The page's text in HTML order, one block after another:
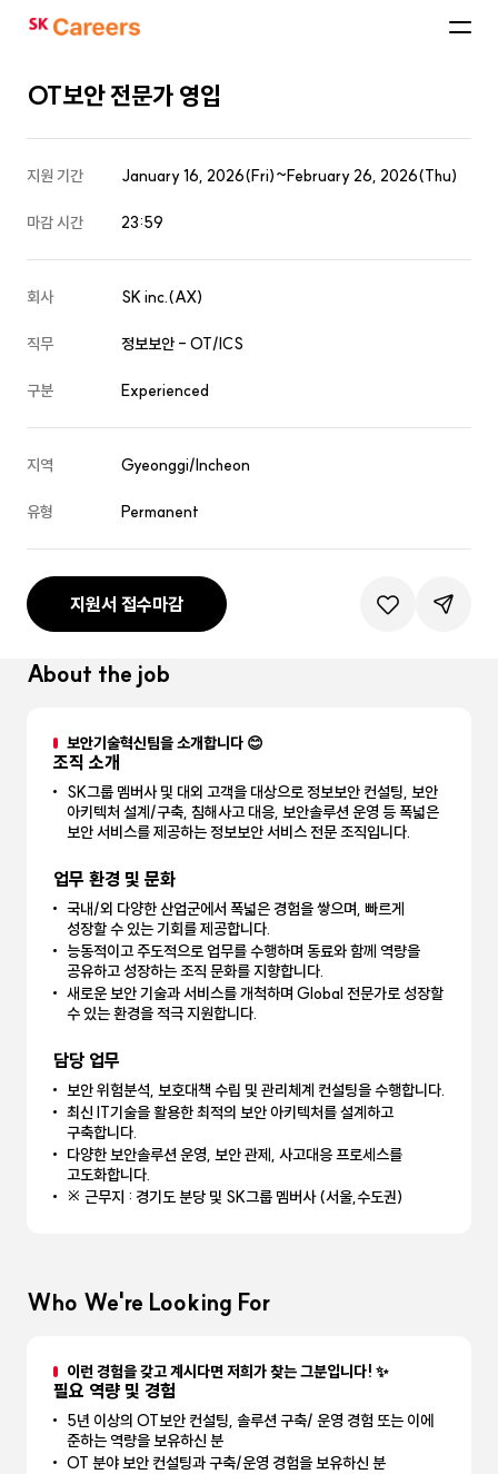
SK
About the job
보안기술혁신팀을 소개합니다 😊
조직 소개
SK그룹 멤버사 및 대외 고객을 대상으로 정보보안 컨설팅, 보안
아키텍처 설계/구축, 침해사고 대응, 보안솔루션 운영 등 폭넓은
보안 서비스를 제공하는 정보보안 서비스 전문 조직입니다.
업무 환경 및 문화
국내/외 다양한 산업군에서 폭넓은 경험을 쌓으며, 빠르게
성장할 수 있는 기회를 제공합니다.
능동적이고 주도적으로 업무를 수행하며 동료와 함께 역량을
공유하고 성장하는 조직 문화를 지향합니다.
새로운 보안 기술과 서비스를 개척하며 Global 전문가로 성장할
수 있는 환경을 적극 지원합니다.
담당 업무
보안 위험분석, 보호대책 수립 및 관리체계 컨설팅을 수행합니다.
최신 IT기술을 활용한 최적의 보안 아키텍처를 설계하고
구축합니다.
다양한 보안솔루션 운영, 보안 관제, 사고대응 프로세스를
고도화합니다.
※ 근무지 : 경기도 분당 및 SK그룹 멤버사 (서울,수도권)
Who We're Looking For
이런 경험을 갖고 계시다면 저희가 찾는 그분입니다! ✨
필요 역량 및 경험
5년 이상의 OT보안 컨설팅, 솔루션 구축/ 운영 경험 또는 이에
준하는 역량을 보유하신 분
OT 분야 보안 컨설팅과 구축/운영 경험을 보유하신 분
OT보안 전문가 영입
지원 기간 January 16, 2026(Fri)~February 26, 2026(Thu)
마감 시간 23:59
회사 SK inc.(AX)
직무 정보보안 - OT/ICS
구분 Experienced
지역 Gyeonggi/Incheon
유형 Permanent
지원서 접수마감 관심공고등록
공유하